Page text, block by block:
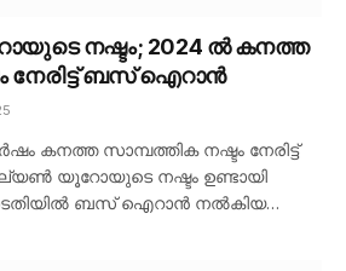
നഷ്ടം; 2024 ൽ കനത്ത
നേരിട്ട് ബസ് ഐറാൻ
കനത്ത സാമ്പത്തിക നഷ്ടം നേരിട്ട്
യൂറോയുടെ നഷ്ടം ഉണ്ടായി
ബസ് ഐറാൻ നൽകിയ…